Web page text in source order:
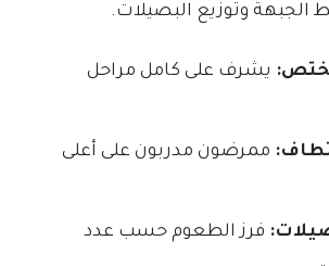
الجبهة وتوزيع البصيلات.
يشرف على كامل مراحل
ممرضون مدربون على أعلى
فرز الطعوم حسب عدد